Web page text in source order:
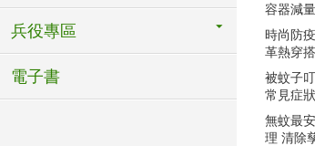
兵役專區
電子書
容器減
時尚防
革熱穿搭
被蚊子
常見症狀
無蚊最
理 清除